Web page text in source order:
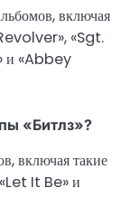
включая
«Sgt.
и «Abbey
«Битлз»?
включая такие
It Be» и